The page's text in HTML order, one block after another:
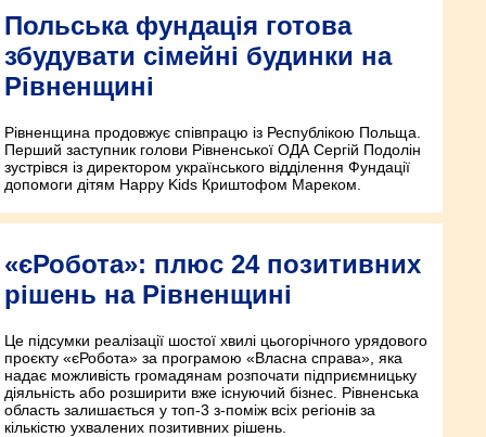
Польська фундація готова
збудувати сімейні будинки на
Рівненщині
Рівненщина продовжує співпрацю із Республікою Польща.
Перший заступник голови Рівненської ОДА Сергій Подолін
зустрівся із директором українського відділення Фундації
допомоги дітям Happy Kids Криштофом Мареком.
«єРобота»: плюс 24 позитивних
рішень на Рівненщині
Це підсумки реалізації шостої хвилі цьогорічного урядового
проєкту «єРобота» за програмою «Власна справа», яка
надає можливість громадянам розпочати підприємницьку
діяльність або розширити вже існуючий бізнес. Рівненська
область залишається у топ-3 з-поміж всіх регіонів за
кількістю ухвалених позитивних рішень.